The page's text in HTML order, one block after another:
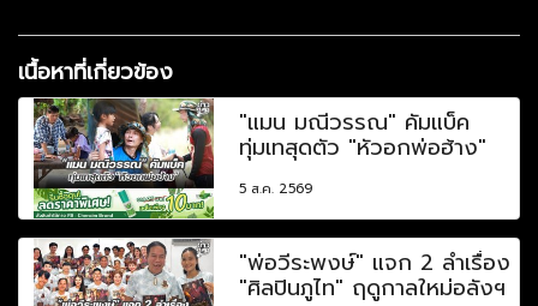
เนื้อหาที่เกี่ยวข้อง
"แมน มณีวรรณ" คัมแบ็ค
ทุ่มเทสุดตัว "หัวอกพ่อฮ้าง"
5 ส.ค. 2569
"พ่อวีระพงษ์" แจก 2 ลำเรื่อง
"ศิลปินภูไท" ฤดูกาลใหม่อลังฯ